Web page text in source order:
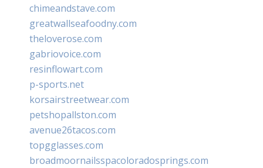
chimeandstave.com
greatwallseafoodny.com
theloverose.com
gabriovoice.com
resinflowart.com
p-sports.net
korsairstreetwear.com
petshopallston.com
avenue26tacos.com
topgglasses.com
broadmoornailsspacoloradosprings.com